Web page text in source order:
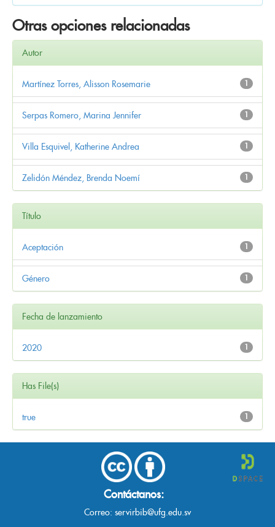
Otras opciones relacionadas
Autor
1
Martínez Torres, Alisson Rosemarie
1
Serpas Romero, Marina Jennifer
1
Villa Esquivel, Katherine Andrea
1
Zelidón Méndez, Brenda Noemí
Título
1
Aceptación
1
Género
Fecha de lanzamiento
1
2020
Has File(s)
1
true
Contáctanos:
Correo: servirbib@ufg.edu.sv